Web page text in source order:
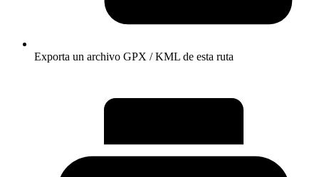
Exporta un archivo GPX / KML de esta ruta